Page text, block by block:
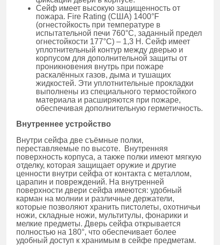
Сейф имеет высокую защищенность от
пожара. Fire Rating (США) 1400°F
(огнестойкость при температуре в
испытательной печи 760°C, заданный предел
огнестойкости 177°C) – 1,3 H. Сейф имеет
уплотнительный контур между дверью и
корпусом для дополнительной защиты от
проникновения внутрь при пожаре
раскалённых газов, дыма и тушащих
жидкостей. Эти уплотнительные прокладки
выполнены из специального термостойкого
материала и расширяются при пожаре,
обеспечивая дополнительную герметичность.
Внутреннее устройство
Внутри сейфа две съёмные полки,
переставляемые по высоте. Внутренняя
поверхность корпуса, а также полки имеют мягкую
отделку, которая защищает оружие и другие
ценности внутри сейфа от контакта с металлом,
царапин и повреждений. На внутренней
поверхности двери сейфа имеются: удобный
карман на молнии и различные держатели,
которые позволяют хранить пистолеты, охотничьи
ножи, складные ножи, мультитулы, фонарики и
мелкие предметы. Дверь сейфа открывается
полностью на 180°, что обеспечивает более
удобный доступ к хранимым в сейфе предметам.